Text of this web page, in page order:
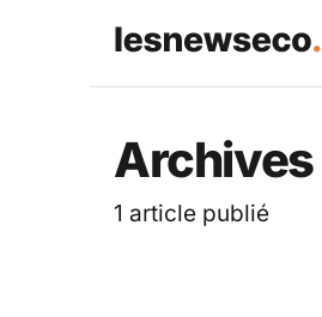
Archives
1 article publié